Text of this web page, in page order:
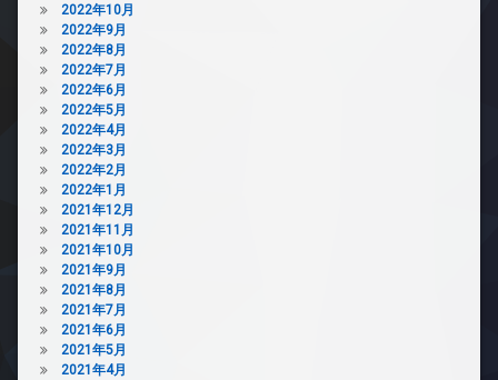
2022年10月
2022年9月
2022年8月
2022年7月
2022年6月
2022年5月
2022年4月
2022年3月
2022年2月
2022年1月
2021年12月
2021年11月
2021年10月
2021年9月
2021年8月
2021年7月
2021年6月
2021年5月
2021年4月